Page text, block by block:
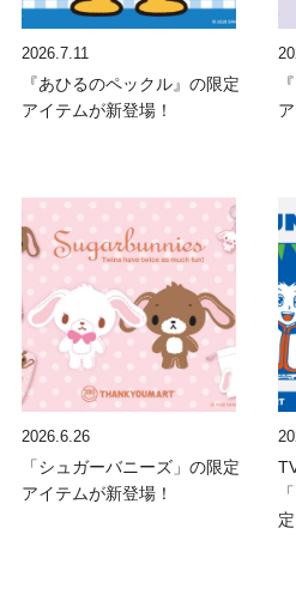
2026.7.11
『あひるのペックル』の限定
アイテムが新登場！
2026.6.26
「シュガーバニーズ」の限定
アイテムが新登場！